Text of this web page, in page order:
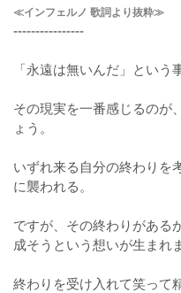
≪インフェルノ 歌詞より抜粋≫
----------------
「永遠は無いんだ」という
その現実を一番感じるのが
ょう。
いずれ来る自分の終わりを
に襲われる。
ですが、その終わりがある
成そうという想いが生まれ
終わりを受け入れて笑って